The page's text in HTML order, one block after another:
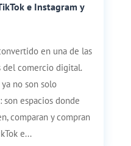
e Instagram y
en una de las
del comercio digital.
no son solo
espacios donde
comparan y compran
e...